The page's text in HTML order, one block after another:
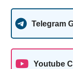
Telegram
Youtube